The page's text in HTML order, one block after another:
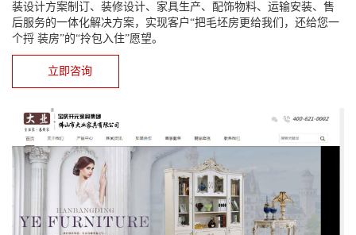
装设计方案制订、装修设计、家具生产、配饰物料、运输安装、售
后服务的一体化解决方案，实现客户“把毛坯房更给我们，还给您一
个捋 装房”的“拎包入住”愿望。
立即咨询